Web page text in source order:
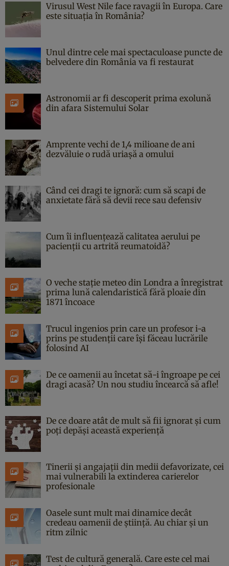
Virusul West Nile face ravagii în Europa. Care
este situația în România?
Unul dintre cele mai spectaculoase puncte de
belvedere din România va fi restaurat
Astronomii ar fi descoperit prima exolună
din afara Sistemului Solar
Amprente vechi de 1,4 milioane de ani
dezvăluie o rudă uriașă a omului
Când cei dragi te ignoră: cum să scapi de
anxietate fără să devii rece sau defensiv
Cum îi influențează calitatea aerului pe
pacienții cu artrită reumatoidă?
O veche stație meteo din Londra a înregistrat
prima lună calendaristică fără ploaie din
1871 încoace
Trucul ingenios prin care un profesor i-a
prins pe studenții care își făceau lucrările
folosind AI
De ce oamenii au încetat să-i îngroape pe cei
dragi acasă? Un nou studiu încearcă să afle!
De ce doare atât de mult să fii ignorat și cum
poți depăși această experiență
Tinerii și angajații din medii defavorizate, cei
mai vulnerabili la extinderea carierelor
profesionale
Oasele sunt mult mai dinamice decât
credeau oamenii de știință. Au chiar și un
ritm zilnic
Test de cultură generală. Care este cel mai